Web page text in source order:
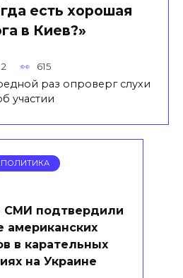
есть хорошая
в Киев?»
2 615
раз опроверг слухи
участии
ПОЛИТИКА
СМИ подтвердили
американских
в карательных
на Украине